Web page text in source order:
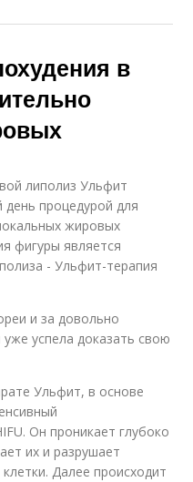
в
липолиз Ульфит
процедурой для
жировых
фигуры является
- Ульфит-терапия
и за довольно
успела доказать свою
Ульфит, в основе
Он проникает глубоко
их и разрушает
Далее происходит